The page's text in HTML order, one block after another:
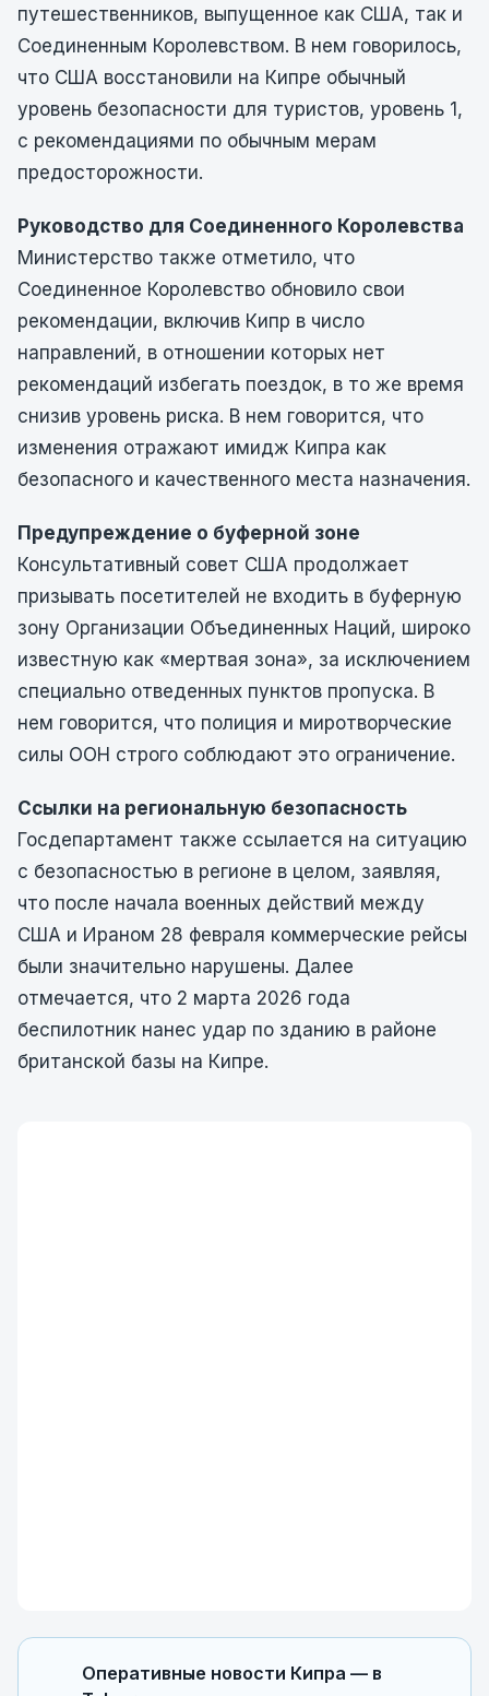
путешественников, выпущенное как США, так и
Соединенным Королевством. В нем говорилось,
что США восстановили на Кипре обычный
уровень безопасности для туристов, уровень 1,
с рекомендациями по обычным мерам
предосторожности.
Руководство для Соединенного Королевства
Министерство также отметило, что
Соединенное Королевство обновило свои
рекомендации, включив Кипр в число
направлений, в отношении которых нет
рекомендаций избегать поездок, в то же время
снизив уровень риска. В нем говорится, что
изменения отражают имидж Кипра как
безопасного и качественного места назначения.
Предупреждение о буферной зоне
Консультативный совет США продолжает
призывать посетителей не входить в буферную
зону Организации Объединенных Наций, широко
известную как «мертвая зона», за исключением
специально отведенных пунктов пропуска. В
нем говорится, что полиция и миротворческие
силы ООН строго соблюдают это ограничение.
Ссылки на региональную безопасность
Госдепартамент также ссылается на ситуацию
с безопасностью в регионе в целом, заявляя,
что после начала военных действий между
США и Ираном 28 февраля коммерческие рейсы
были значительно нарушены. Далее
отмечается, что 2 марта 2026 года
беспилотник нанес удар по зданию в районе
британской базы на Кипре.
Оперативные новости Кипра — в